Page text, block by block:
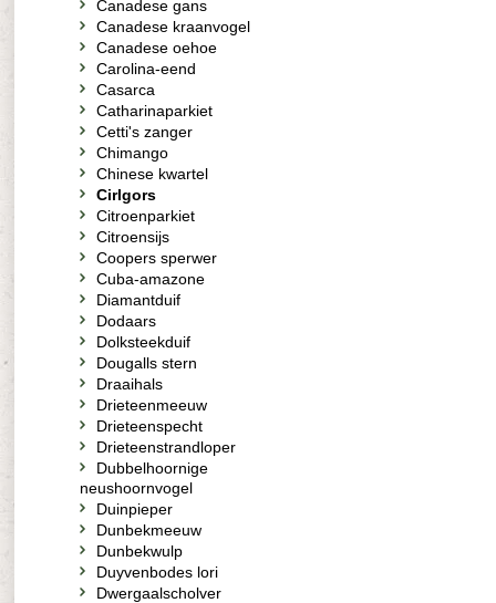
Canadese gans
Canadese kraanvogel
Canadese oehoe
Carolina-eend
Casarca
Catharinaparkiet
Cetti's zanger
Chimango
Chinese kwartel
Cirlgors
Citroenparkiet
Citroensijs
Coopers sperwer
Cuba-amazone
Diamantduif
Dodaars
Dolksteekduif
Dougalls stern
Draaihals
Drieteenmeeuw
Drieteenspecht
Drieteenstrandloper
Dubbelhoornige
neushoornvogel
Duinpieper
Dunbekmeeuw
Dunbekwulp
Duyvenbodes lori
Dwergaalscholver